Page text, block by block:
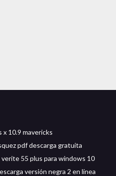
x 10.9 mavericks
pdf descarga gratuita
55 plus para windows 10
versión negra 2 en línea